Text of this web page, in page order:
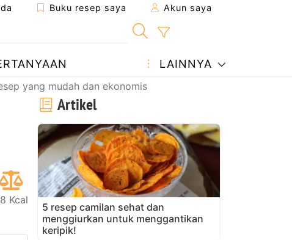
Buku resep saya Akun saya
LAINNYA
yang mudah dan ekonomis
Kcal
Artikel
5 resep camilan sehat dan
menggiurkan untuk menggantikan
keripik!